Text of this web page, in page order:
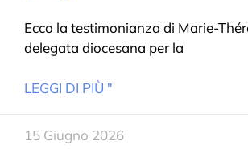
Ecco la testimonianza di Marie-
delegata diocesana per la
LEGGI DI PIÙ "
15 Giugno 2026